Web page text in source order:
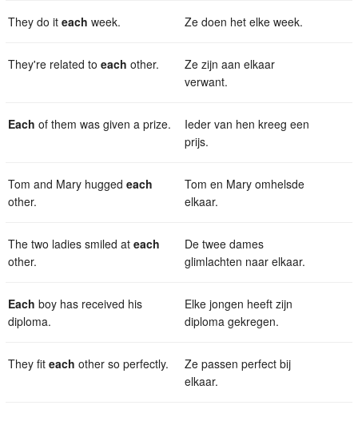
They do it each week. Ze doen het elke week.
They're related to each other.
Ze zijn aan elkaar
verwant.
Each of them was given a prize.
Ieder van hen kreeg een
prijs.
Tom and Mary hugged each
other.
Tom en Mary omhelsde
elkaar.
The two ladies smiled at each
other.
De twee dames
glimlachten naar elkaar.
Each boy has received his
diploma.
Elke jongen heeft zijn
diploma gekregen.
They fit each other so perfectly.
Ze passen perfect bij
elkaar.